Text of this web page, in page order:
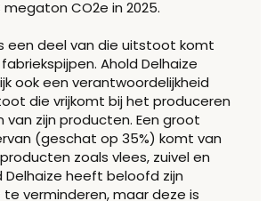
CO2e in 2025.
een deel van die uitstoot komt
Ahold Delhaize
ook een verantwoordelijkheid
die vrijkomt bij het produceren
van zijn producten. Een groot
(geschat op 35%) komt van
zoals vlees, zuivel en
Delhaize heeft beloofd zijn
verminderen, maar deze is